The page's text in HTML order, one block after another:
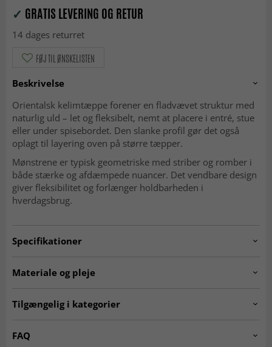
✓ GRATIS LEVERING OG RETUR
14 dages returret
FØJ TIL ØNSKELISTEN
Beskrivelse
Orientalsk kelimtæppe forener en fladvævet struktur med
naturlig uld – let og fleksibelt, nemt at placere i entré, stue
eller under spisebordet. Den slanke profil gør det også
oplagt til layering oven på større tæpper.
Mønstrene er typisk geometriske med striber og romber i
både stærke og afdæmpede nuancer. Det vendbare design
giver fleksibilitet og forlænger holdbarheden i
hverdagsbrug.
Specifikationer
Vævning
Materiale og pleje
Materiale
Uld
Tilgængelig i kategorier
FAQ